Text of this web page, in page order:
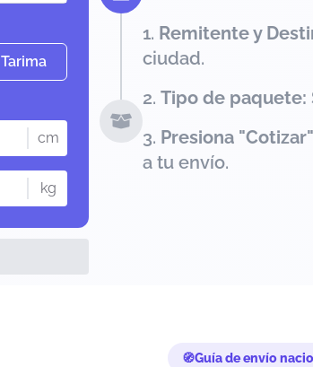
Tarima
cm
kg
Remitente y
ciudad.
Tipo de paquete:
Presiona
a tu envío.
Guía de envío